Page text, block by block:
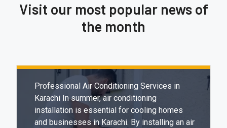
Visit our most popular news of
the month
December 27, 2025.7:31 AM
Professional Air Conditioning Services in
Karachi In summer, air conditioning
installation is essential for cooling homes
and businesses in Karachi. By installing an air